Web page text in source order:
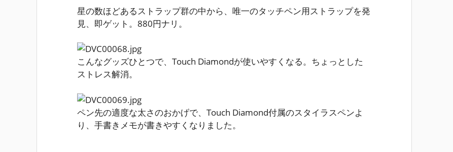
星の数ほどあるストラップ群の中から、唯一のタッチペン用ストラップを発
見、即ゲット。880円ナリ。
こんなグッズひとつで、Touch Diamondが使いやすくなる。ちょっとした
ストレス解消。
ペン先の適度な太さのおかげで、Touch Diamond付属のスタイラスペンよ
り、手書きメモが書きやすくなりました。